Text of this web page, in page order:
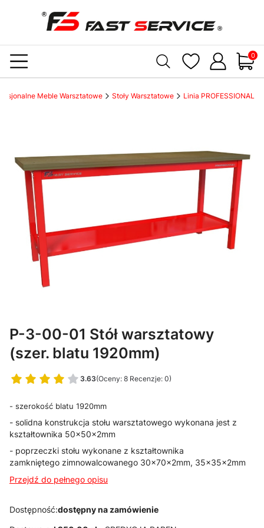
Meble Warsztatowe Stoły Warsztatowe Linia PROFESSIONAL
P-3-00-01 Stół warsztatowy
(szer. blatu 1920mm)
3.63(Oceny: 8 Recenzje: 0)
- szerokość blatu 1920mm
- solidna konstrukcja stołu warsztatowego wykonana jest z
kształtownika 50x50x2mm
- poprzeczki stołu wykonane z kształtownika
zamkniętego zimnowalcowanego 30x70x2mm, 35x35x2mm
Przejdź do pełnego opisu
Dostępność:dostępny na zamówienie